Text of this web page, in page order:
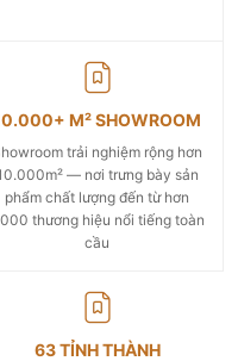
M² SHOWROOM
trải nghiệm rộng hơn
— nơi trưng bày sản
phẩm chất lượng đến từ hơn
thương hiệu nổi tiếng toàn
cầu
63 TỈNH THÀNH